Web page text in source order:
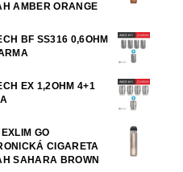
AMBER ORANGE
BF SS316 0,6OHM
EX 1,2OHM 4+1
GO
CIGARETA
SAHARA BROWN